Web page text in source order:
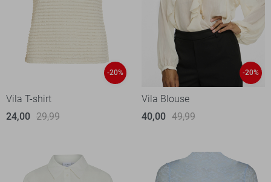
-20%
Vila T-shirt
24,00 29,99
-20%
Vila Blouse
40,00 49,99